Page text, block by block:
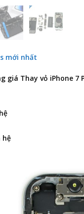
mới nhất
giá Thay vỏ iPhone 7
hệ